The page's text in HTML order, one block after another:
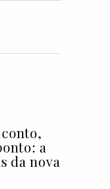
a
da nova